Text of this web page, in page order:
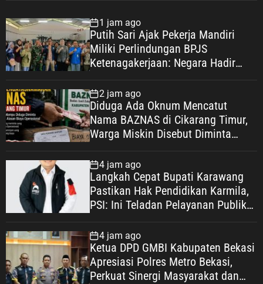
1 jam ago
Putih Sari Ajak Pekerja Mandiri
Miliki Perlindungan BPJS
Ketenagakerjaan: Negara Hadir
Kesejahteraan
2 jam ago
Diduga Ada Oknum Mencatut
Nama BAZNAS di Cikarang Timur,
Warga Miskin Disebut Diminta
Operasional
4 jam ago
Langkah Cepat Bupati Karawang
Pastikan Hak Pendidikan Karmila,
PSI: Ini Teladan Pelayanan Publik
4 jam ago
Ketua DPD GMBI Kabupaten Bekasi
Apresiasi Polres Metro Bekasi,
Perkuat Sinergi Masyarakat dan